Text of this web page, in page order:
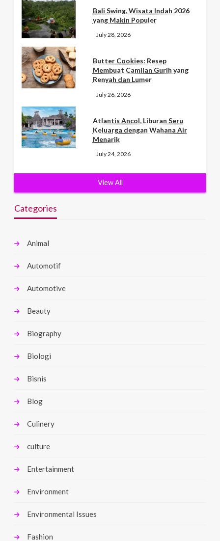
Bali Swing, Wisata Indah 2026
yang Makin Populer
July 28, 2026
Butter Cookies: Resep
Membuat Camilan Gurih yang
Renyah dan Lumer
July 26, 2026
Atlantis Ancol, Liburan Seru
Keluarga dengan Wahana Air
Menarik
July 24, 2026
View All
Categories
Animal
Automotif
Automotive
Beauty
Biography
Biologi
Bisnis
Blog
Culinery
culture
Entertainment
Environment
Environmental Issues
Fashion